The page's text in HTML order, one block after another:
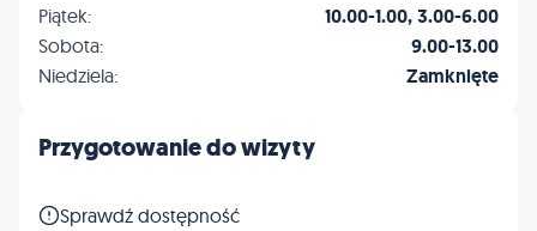
Piątek: 10.00-1.00, 3.00-6.00
Sobota: 9.00-13.00
Niedziela: Zamknięte
Przygotowanie do wizyty
Sprawdź dostępność